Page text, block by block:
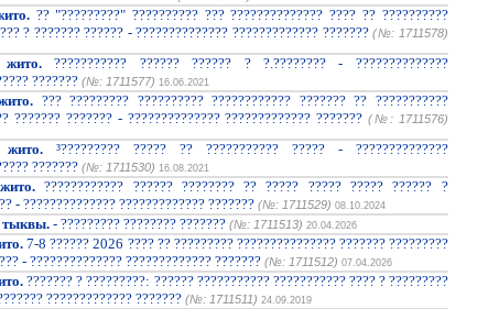
?? "?????????" ?????????? ??? ?????????????? ???? ?? ??????????
? ??????? ?????? - ?????????????? ????????????? ??????? (№: 1711578)
??????????? ?????? ?????? ? ?.???????? - ??????????????
??????? (№: 1711577) 16.06.2021
??? ????????? ?????????? ???????????? ??????? ?? ???????????
??????? ??????? - ?????????????? ????????????? ??????? (№: 1711576)
³????????? ????? ?? ??????????? ????? - ??????????????
??????? (№: 1711530) 16.08.2021
???????????? ?????? ???????? ?? ????? ????? ????? ?????? ?
- ?????????????? ????????????? ??????? (№: 1711529) 08.10.2024
тыквы. - ????????? ???????? ??????? (№: 1711513) 20.04.2026
7-8 ?????? 2026 ???? ?? ????????? ??????????????? ??????? ?????????
- ?????????????? ????????????? ??????? (№: 1711512) 07.04.2026
??????? ? ?????????: ?????? ??????????? ??????????? ???? ? ?????????
????????????? ??????? (№: 1711511) 24.09.2019